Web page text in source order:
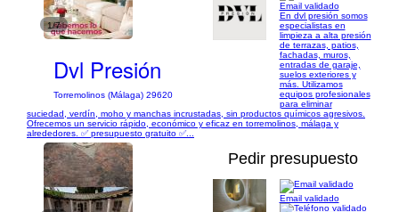
1/7
Dvl Presión
Torremolinos (Málaga) 29620
Email validado
En dvl presión somos
especialistas en
limpieza a alta presión
de terrazas, patios,
fachadas, muros,
entradas de garaje,
suelos exteriores y
más. Utilizamos
equipos profesionales
para eliminar
suciedad, verdín, moho y manchas incrustadas, sin productos químicos agresivos.
Ofrecemos un servicio rápido, económico y eficaz en torremolinos, málaga y
alrededores. ✅ presupuesto gratuito ✅...
Pedir presupuesto
Email validado